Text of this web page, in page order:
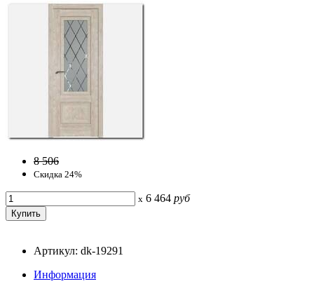
8 506
Скидка 24%
x 6 464 руб
Артикул: dk-19291
Информация